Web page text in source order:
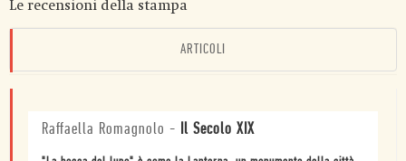
Le recensioni della stampa
ARTICOLI
Raffaella Romagnolo - Il Secolo XIX